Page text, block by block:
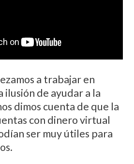
a trabajar en
ilusión de ayudar a la
dimos cuenta de que la
con dinero virtual
ser muy útiles para